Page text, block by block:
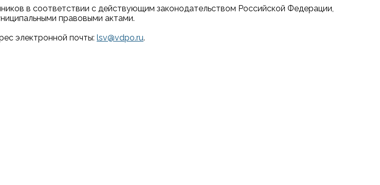
в соответствии с действующим законодательством Российской Федерации,
правовыми актами.
электронной почты: lsv@vdpo.ru.